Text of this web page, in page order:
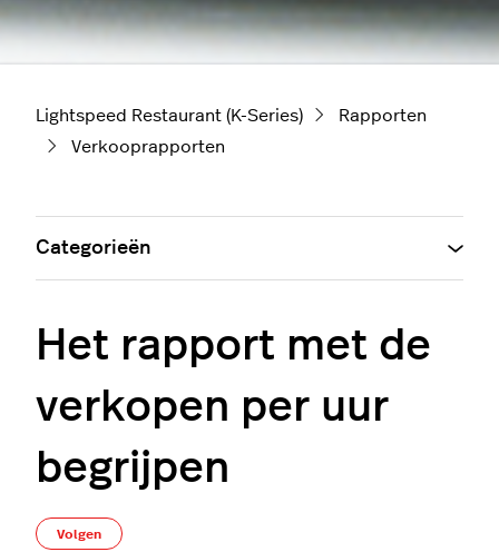
Lightspeed Restaurant (K-Series)
Rapporten
Verkooprapporten
Het rapport met de
verkopen per uur
begrijpen
Volgen
Categorieën